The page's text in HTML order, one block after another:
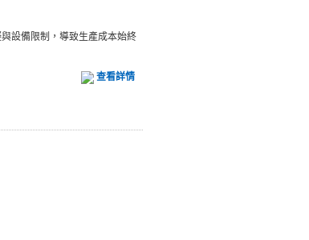
設備限制，導致生產成本始終
查看詳情